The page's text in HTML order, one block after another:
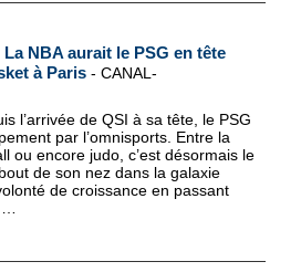
NBA aurait le PSG en tête
à Paris - CANAL-
l’arrivée de QSI à sa tête, le PSG
par l’omnisports. Entre la
ou encore judo, c’est désormais le
de son nez dans la galaxie
de croissance en passant